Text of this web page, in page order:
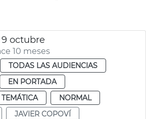
octubre
10 meses
TODAS LAS AUDIENCIAS
EN PORTADA
NORMAL
JAVIER COPOVÍ